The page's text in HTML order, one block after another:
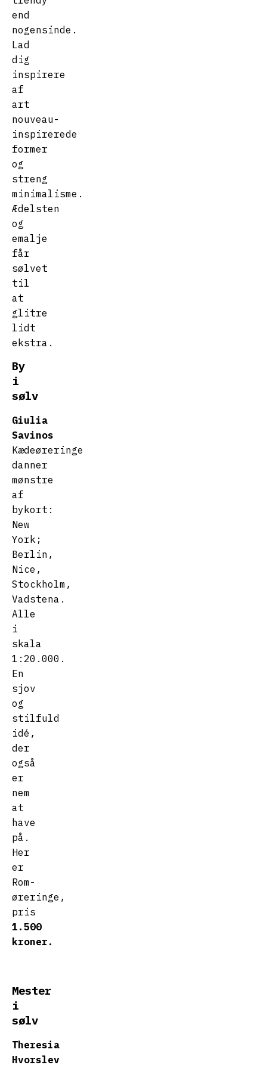
end
nogensinde.
Lad
dig
inspirere
af
art
nouveau-
inspirerede
former
og
streng
minimalisme.
Ædelsten
og
emalje
får
sølvet
til
at
glitre
lidt
ekstra.
By
i
sølv
Giulia
Savinos
Kædeøreringe
danner
mønstre
af
bykort:
New
York;
Berlin,
Nice,
Stockholm,
Vadstena.
Alle
i
skala
1:20.000.
En
sjov
og
stilfuld
idé,
der
også
er
nem
at
have
på.
Her
er
Rom-
øreringe,
pris
1.500
kroner.
Mester
i
sølv
Theresia
Hvorslev